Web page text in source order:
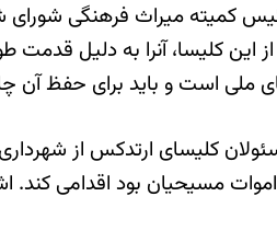
کمیته میراث فرهنگی شورای
این کلیسا، آنرا به دلیل
ملی است و باید برای حفظ آن
کلیسای ارتدکس از
مسیحیان بود اقدامی‌ کند.